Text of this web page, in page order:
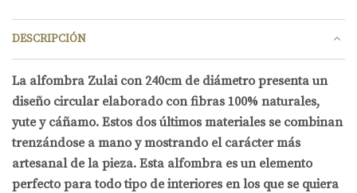
DESCRIPCIÓN
La alfombra Zulai con 240cm de diámetro presenta un
diseño circular elaborado con fibras 100% naturales,
yute y cáñamo. Estos dos últimos materiales se combinan
trenzándose a mano y mostrando el carácter más
artesanal de la pieza. Esta alfombra es un elemento
perfecto para todo tipo de interiores en los que se quiera